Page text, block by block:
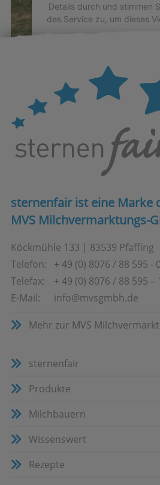
Details durch und stimmen
des Service zu, um dieses
Akzeptieren
powered by
Management
sternenfair ist eine Marke
MVS Milchvermarktungs-
Köckmühle 133 | 83539 Pfaffing
Telefon:
+ 49 (0) 8076 / 88 595 - 0
Telefax:
+ 49 (0) 8076 / 88 595 –
E-Mail:
info@mvsgmbh.de
Mehr zur MVS
sternenfair
Produkte
Milchbauern
Wissens­wert
Rezepte